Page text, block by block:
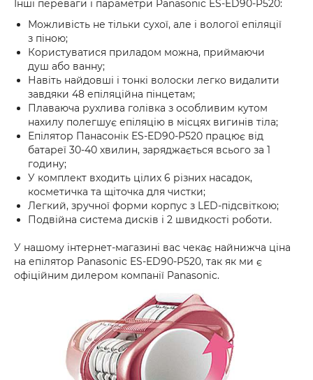
Інші переваги і параметри Panasonic ES-ED90-P520:
Можливість не тільки сухої, але і вологої епіляції
з піною;
Користуватися приладом можна, приймаючи
душ або ванну;
Навіть найдовші і тонкі волоски легко видалити
завдяки 48 епіляційна пінцетам;
Плаваюча рухлива голівка з особливим кутом
нахилу полегшує епіляцію в місцях вигинів тіла;
Епілятор Панасонік ES-ED90-P520 працює від
батареї 30-40 хвилин, заряджається всього за 1
годину;
У комплект входить цілих 6 різних насадок,
косметичка та щіточка для чистки;
Легкий, зручної форми корпус з LED-підсвіткою;
Подвійна система дисків і 2 швидкості роботи.
У нашому інтернет-магазині вас чекає найнижча ціна
на епілятор Panasonic ES-ED90-P520, так як ми є
офіційним дилером компанії Panasonic.